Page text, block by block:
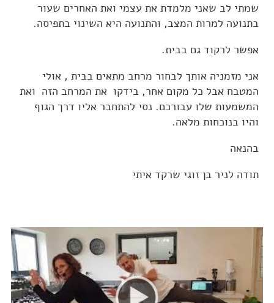
שמתי לב שאני מלמדת את עצמי ואת האחרים שעור
בתנועה למרות המצב, והתנועה היא השינוי בתפיסה.
אפשר לרקוד גם בבית.
אני מזמניה אותך לבחור מרחב מתאים בבית , אולי
המטבח אבל כל מקום אחר, בידקו את המרחב הזה ואת
המשמעות שלו עבורכם. נסי להתחבר אליו דרך הגוף
והיו בנוכחות מלאה.
בהנאה
תודה לניר בן זוגי שרקד איתי